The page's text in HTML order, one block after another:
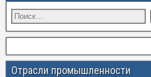
Отрасли промышленности